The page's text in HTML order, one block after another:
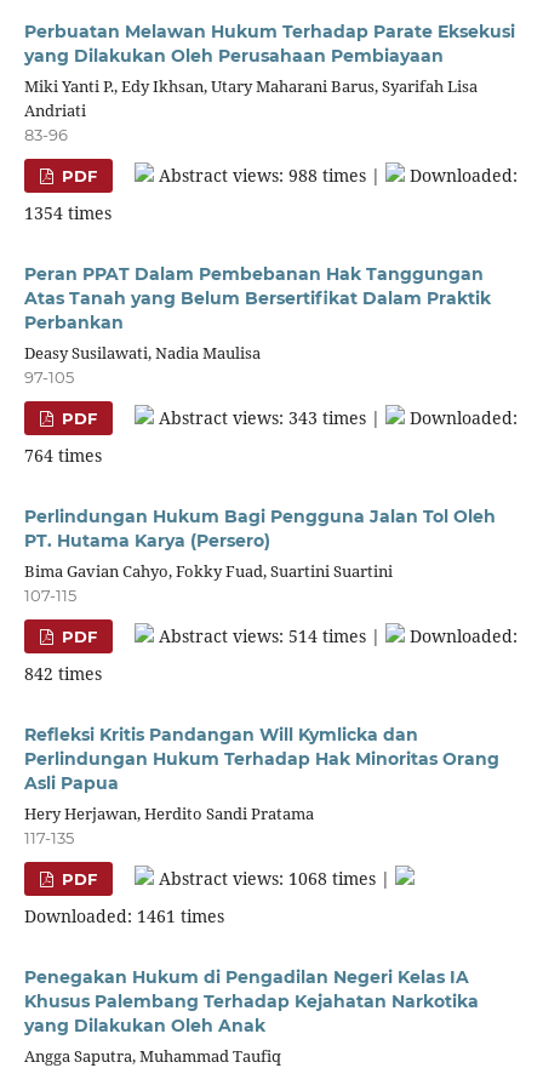
Perbuatan Melawan Hukum Terhadap Parate Eksekusi
yang Dilakukan Oleh Perusahaan Pembiayaan
Miki Yanti P., Edy Ikhsan, Utary Maharani Barus, Syarifah Lisa
Andriati
83-96
PDF Abstract views: 988 times |
Downloaded:
1354 times
Peran PPAT Dalam Pembebanan Hak Tanggungan
Atas Tanah yang Belum Bersertifikat Dalam Praktik
Perbankan
Deasy Susilawati, Nadia Maulisa
97-105
PDF Abstract views: 343 times |
Downloaded:
764 times
Perlindungan Hukum Bagi Pengguna Jalan Tol Oleh
PT. Hutama Karya (Persero)
Bima Gavian Cahyo, Fokky Fuad, Suartini Suartini
107-115
PDF Abstract views: 514 times |
Downloaded:
842 times
Refleksi Kritis Pandangan Will Kymlicka dan
Perlindungan Hukum Terhadap Hak Minoritas Orang
Asli Papua
Hery Herjawan, Herdito Sandi Pratama
117-135
PDF
Abstract views: 1068 times |
Downloaded: 1461 times
Penegakan Hukum di Pengadilan Negeri Kelas IA
Khusus Palembang Terhadap Kejahatan Narkotika
yang Dilakukan Oleh Anak
Angga Saputra, Muhammad Taufiq